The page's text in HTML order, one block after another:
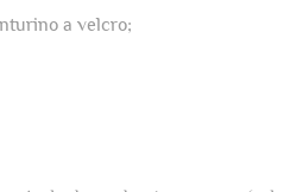
a velcro;